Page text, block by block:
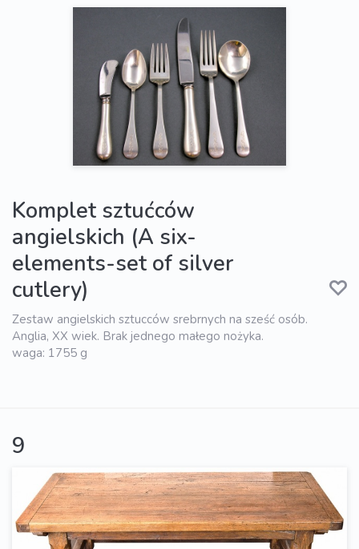
Komplet sztućców
angielskich (A six-
elements-set of silver
cutlery)
Zestaw angielskich sztucców srebrnych na sześć osób.
Anglia, XX wiek. Brak jednego małego nożyka.
waga: 1755 g
9